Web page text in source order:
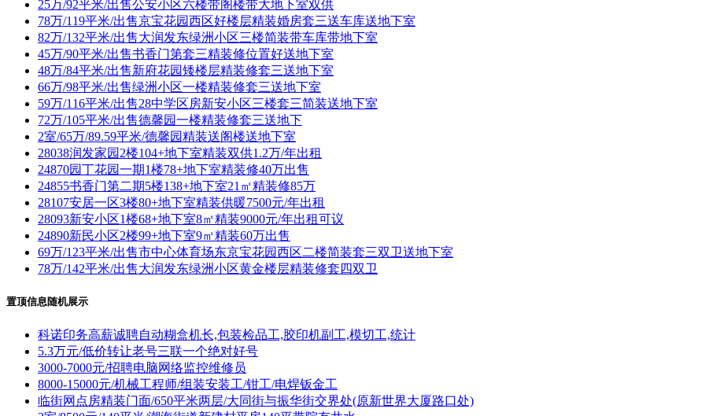
25万/92平米/出售公安小区六楼带阁楼带大地下室双供
78万/119平米/出售京宝花园西区好楼层精装婚房套三送车库送地下室
82万/132平米/出售大润发东绿洲小区三楼简装带车库带地下室
45万/90平米/出售书香门第套三精装修位置好送地下室
48万/84平米/出售新府花园矮楼层精装修套三送地下室
66万/98平米/出售绿洲小区一楼精装修套三送地下室
59万/116平米/出售28中学区房新安小区三楼套三简装送地下室
72万/105平米/出售德馨园一楼精装修套三送地下
2室/65万/89.59平米/德馨园精装送阁楼送地下室
28038润发家园2楼104+地下室精装双供1.2万/年出租
24870园丁花园一期1楼78+地下室精装修40万出售
24855书香门第二期5楼138+地下室21㎡精装修85万
28107安居一区3楼80+地下室精装供暖7500元/年出租
28093新安小区1楼68+地下室8㎡精装9000元/年出租可议
24890新民小区2楼99+地下室9㎡精装60万出售
69万/123平米/出售市中心体育场东京宝花园西区二楼简装套三双卫送地下室
78万/142平米/出售大润发东绿洲小区黄金楼层精装修套四双卫
置顶信息随机展示
科诺印务高薪诚聘自动糊盒机长,包装检品工,胶印机副工,模切工,统计
5.3万元/低价转让老号三联一个绝对好号
3000-7000元/招聘电脑网络监控维修员
8000-15000元/机械工程师/组装安装工/钳工/电焊钣金工
临街网点房精装门面/650平米两层/大同街与振华街交界处(原新世界大厦路口处)